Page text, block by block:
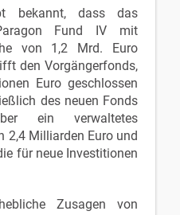
bekannt, dass das
Fund IV mit
von 1,2 Mrd. Euro
den Vorgängerfonds,
Euro geschlossen
des neuen Fonds
ein verwaltetes
2,4 Milliarden Euro und
für neue Investitionen
Zusagen von